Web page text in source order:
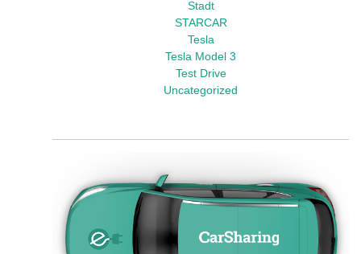
Stadt
STARCAR
Tesla
Tesla Model 3
Test Drive
Uncategorized